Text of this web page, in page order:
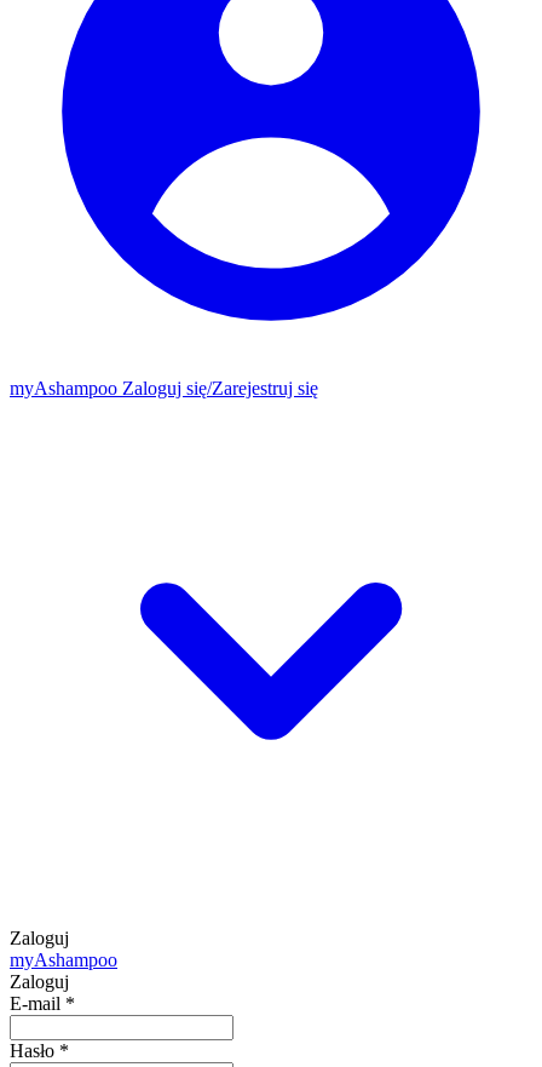
myAshampoo Zaloguj się/Zarejestruj się
Zaloguj
myAshampoo
Zaloguj
E-mail *
Hasło *